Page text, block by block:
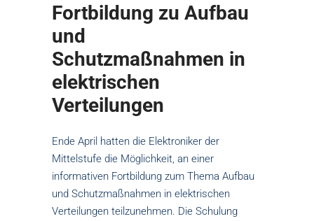
Fortbildung zu Aufbau
und
Schutzmaßnahmen in
elektrischen
Verteilungen
Ende April hatten die Elektroniker der
Mittelstufe die Möglichkeit, an einer
informativen Fortbildung zum Thema Aufbau
und Schutzmaßnahmen in elektrischen
Verteilungen teilzunehmen. Die Schulung